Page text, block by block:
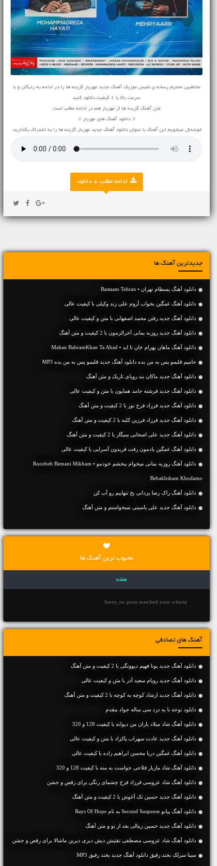
مخاطبین محترم رسانه ی نفیس موزیک آهنگ جدید مهریار گزینه ها را در ادامه به رایگان و با
سرعت بالا با 2 کیفیت دانلود کنید
متن آهنگ گزینه ها از مهریار هم در ادامه مطلب است
♫ دانلود آهنگ های مهریار ♫
خوشحال میشویم این آهنگ با عنوان دانلود آهنگ جدید مهریار گزینه ها را به اشتراک بگذارید.
ادامه مطلب + دانلود
جدیدترین آهنگ ها
دانلود آهنگ بسطام تهران • Bastaam Tehran
دانلود آهنگ غمگین بخواب آروم علی زند وکیلی با کیفیت عالی
دانلود آهنگ جديد رفتن محمد اصفهانی با متن و کیفیت عالی
دانلود آهنگ جديد روزبه بمانی آخرالزمون با 2 کیفیت و متن آهنگ
دانلود آهنگ ماهان بهرام خان تا ابد • Mahan BahramKhan Ta Abad
حامیم قلبمو پس به من بده دانلود آهنگ جدید قلبمو پس به من بده MP3
دانلود آهنگ جديد ماکان بند رویای تاریک و متن آهنگ
دانلود آهنگ جديد فرشته حامد همایون با متن و کیفیت عالی
دانلود آهنگ جديد فرزاد فرخ نور با 2 کیفیت و متن آهنگ
دانلود آهنگ جديد فرزاد فرزین کلبه با 2 کیفیت و متن آهنگ
دانلود آهنگ جديد علی اصحابی سیگار با 2 کیفیت و متن آهنگ
دانلود آهنگ غمگین یادمون رفت فریدون آسرایی با کیفیت عالی
دانلود آهنگ روزبه بمانی میخوام ببخشم خودمو • Roozbeh Bemani Mikham
Bebakhsham Khodamo
دانلود آهنگ راک رضا یزدانی یخ تنهاییم رو آب کن
دانلود آهنگ جديد علی یاسینی نمیخواستم و متن آهنگ
محبوب ترین آهنگ ها
هفته
Sorry, no posts matched your criteria.
آهنگ های تصادفی
دانلود آهنگ جديد یونا فهیم دیوونگی با 2 کیفیت و متن آهنگ
دانلود آهنگ جديد رویام سعید آذر با متن و کیفیت عالی
دانلود آهنگ جديد ارشاد کوچه به کوچه با 2 کیفیت و متن آهنگ
دانلود نوحه با یه درد سی ساله جواد مقدم
دانلود آهنگ شاد میلاد باران من دیوانه با کیفیت 128 و 320
دانلود آهنگ جديد عادت سهراب پاکزاد با متن و کیفیت عالی
دانلود آهنگ غمگین دریا محسن ابراهیم زاده با کیفیت عالی
دانلود آهنگ شاد مازیار فلاحی حواست به منه با کیفیت 128 و 320
دانلود آهنگ شاد عروسی فرزاد فرخ چشمای رنگی برای رقص و جشن
دانلود آهنگ جديد حسین تک آغوش با 2 کیفیت و متن آهنگ
دانلود آهنگ پیانو Second Suspense به نام Rays Of Hope
دانلود آهنگ جديد حسین زینالی بعد از تو و متن آهنگ
دانلود آهنگ شاد عروسی مصطفی تفتیش دیش دیری دیرین ماشالا برای رقص و جشن
سینا سرلک بخند رفیق دانلود آهنگ جدید بخند رفیق MP3